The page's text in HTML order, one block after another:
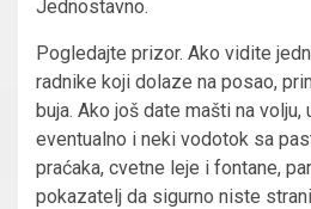
Jednostavno.
Pogledajte prizor. Ako vidite
radnike koji dolaze na posao,
buja. Ako još date mašti na volju,
eventualno i neki vodotok sa
praćaka, cvetne leje i fontane,
pokazatelj da sigurno niste